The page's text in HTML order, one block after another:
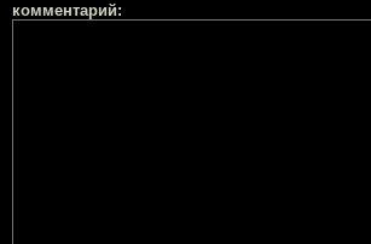
комментарий: